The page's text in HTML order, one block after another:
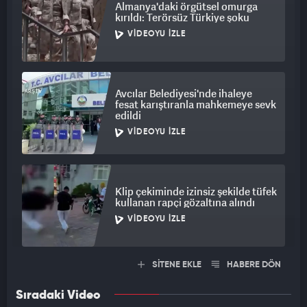
yağmurlarının ardından Anadolu Benekli Semenderi’nin
Erzincan ve çevre illerde daha sık görülmeye başlandığını
belirtiyor.
Bölgedeki biyolojik çeşitliliğin önemli türleri arasında yer alan
gelengi ve Anadolu Benekli Semenderi’nin korunması için
vatandaşların doğal yaşam alanlarına zarar vermemesi ve
yaban hayatını rahatsız etmemesi gerektiği ifade edildi.
Almanya'daki örgütsel omurga
kırıldı: Terörsüz Türkiye şoku
VIDEOYU İZLE
Avcılar Belediyesi'nde ihaleye
fesat karıştıranla mahkemeye sevk
edildi
VIDEOYU İZLE
Klip çekiminde izinsiz şekilde tüfek
kullanan rapçi gözaltına alındı
VIDEOYU İZLE
SİTENE EKLE HABERE DÖN
Sıradaki Video